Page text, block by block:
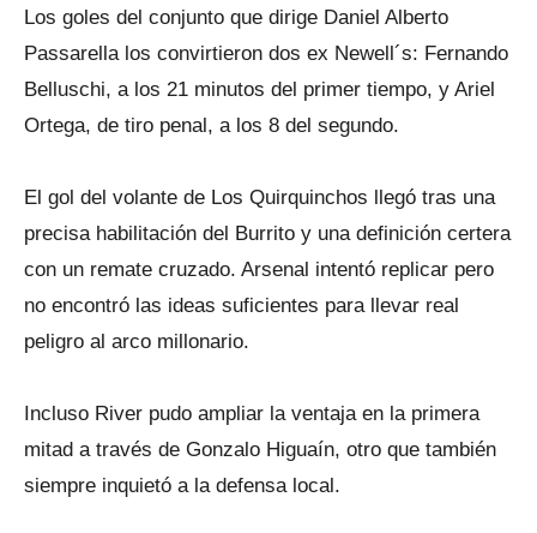
Los goles del conjunto que dirige Daniel Alberto
Passarella los convirtieron dos ex Newell´s: Fernando
Belluschi, a los 21 minutos del primer tiempo, y Ariel
Ortega, de tiro penal, a los 8 del segundo.
El gol del volante de Los Quirquinchos llegó tras una
precisa habilitación del Burrito y una definición certera
con un remate cruzado. Arsenal intentó replicar pero
no encontró las ideas suficientes para llevar real
peligro al arco millonario.
Incluso River pudo ampliar la ventaja en la primera
mitad a través de Gonzalo Higuaín, otro que también
siempre inquietó a la defensa local.